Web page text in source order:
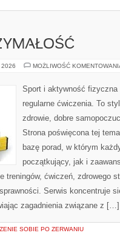
2026 MOŻLIWOŚĆ
Sport i aktywność
regularne ćwiczenia. To
zdrowie, dobre
Strona poświęcona tej
bazę porad, w którym
początkujący, jak i
treningów, ćwiczeń, zdrowego
Serwis koncentruje
zagadnienia związane z […]
SOBIE PO ZERWANIU